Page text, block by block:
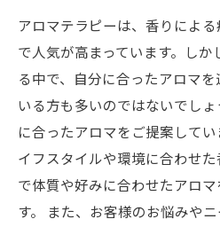
アロマテラピーは、香りによ
で人気が高まっています。し
る中で、自分に合ったアロマ
いる方も多いのではないでし
に合ったアロマをご提案して
イフスタイルや環境に合わせ
で体質や好みに合わせたアロ
す。 また、お客様のお悩みや